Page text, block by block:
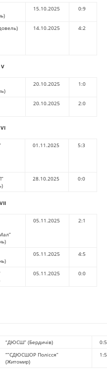
15.10.2025 0:9
14.10.2025 4:2
V
20.10.2025 1:0
20.10.2025 2:0
VI
01.11.2025 5:3
28.10.2025 0:0
VII
05.11.2025 2:1
05.11.2025 4:5
05.11.2025 0:0
“ДЮСШ” (Бердичів)
0:5
“”СДЮСШОР Полісся”
(Житомир)
1:5